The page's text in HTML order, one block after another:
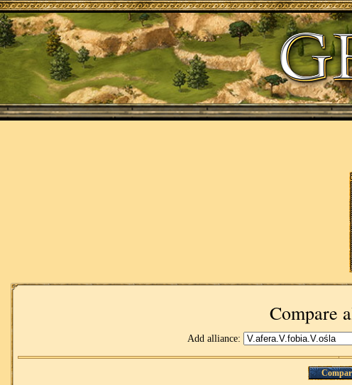
Compare
Add alliance: